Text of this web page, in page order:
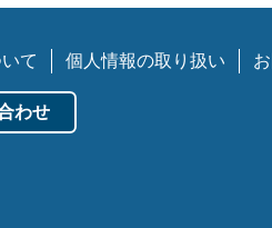
て 個人情報の取り扱い
わせ